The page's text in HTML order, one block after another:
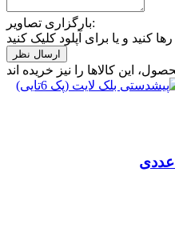
بارگزاری تصاویر: